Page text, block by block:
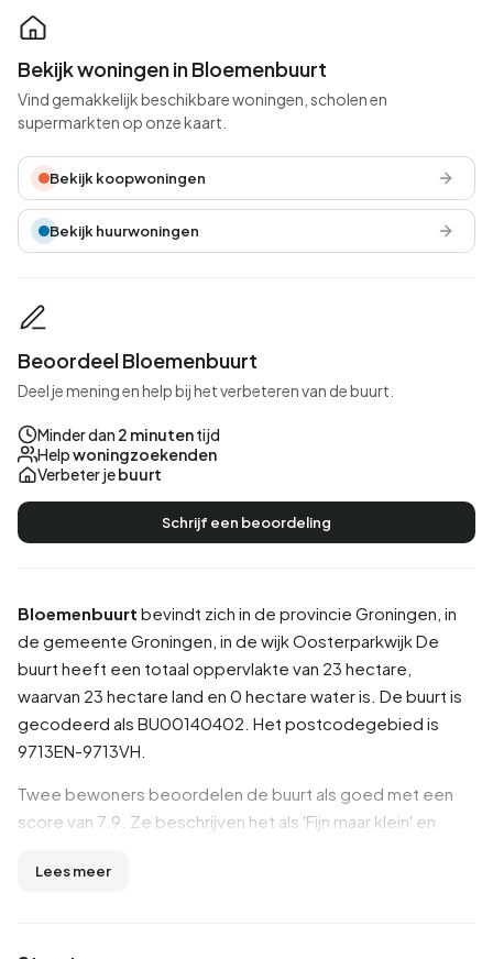
Bloemenbuurt bevindt zich in de provincie Groningen , in
de gemeente Groningen , in de wijkOosterparkwijkDe
buurt heeft een totaal oppervlakte van 23 hectare,
waarvan 23 hectare land en 0 hectare water is. De buurt is
gecodeerd als BU00140402. Het postcodegebied is
9713EN-9713VH.
Twee bewoners beoordelen de buurt als goed met een
score van 7.9. Ze beschrijven het als 'Fijn maar klein' en
beoordelingen zijn er nog geen duidelijke trends zichtbaar
Lees meer
Bekijk woningen in Bloemenbuurt
Vind gemakkelijk beschikbare woningen, scholen en
supermarkten op onze kaart.
Bekijk koopwoningen
Bekijk huurwoningen
Beoordeel Bloemenbuurt
Deel je mening en help bij het verbeteren van de buurt.
Minder dan 2 minutentijd
Helpwoningzoekenden
Verbeter jebuurt
Schrijf een beoordeling